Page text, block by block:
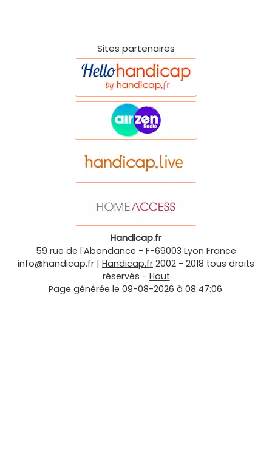
Sites partenaires
Handicap.fr
59 rue de l'Abondance - F-69003 Lyon France
info@handicap.fr | Handicap.fr 2002 - 2018 tous droits
réservés - Haut
Page générée le 09-08-2026 à 08:47:06.